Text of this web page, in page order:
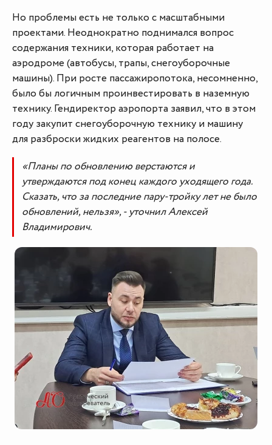
Но проблемы есть не только с масштабными
проектами. Неоднократно поднимался вопрос
содержания техники, которая работает на
аэродроме (автобусы, трапы, снегоуборочные
машины). При росте пассажиропотока, несомненно,
было бы логичным проинвестировать в наземную
технику. Гендиректор аэропорта заявил, что в этом
году закупит снегоуборочную технику и машину
для разброски жидких реагентов на полосе.
«Планы по обновлению верстаются и
утверждаются под конец каждого уходящего года.
Сказать, что за последние пару-тройку лет не было
обновлений, нельзя», - уточнил Алексей
Владимирович.